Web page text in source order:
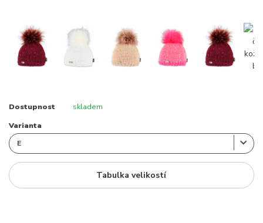
Dostupnost skladem
Varianta
Tabulka velikostí